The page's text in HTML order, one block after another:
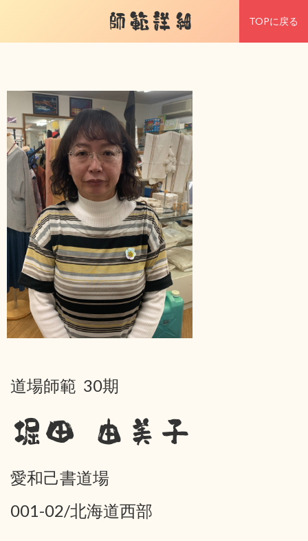
師範詳細 TOPに戻る
道場師範 30期
堀田 由美子
愛和己書道場
001-02/北海道西部